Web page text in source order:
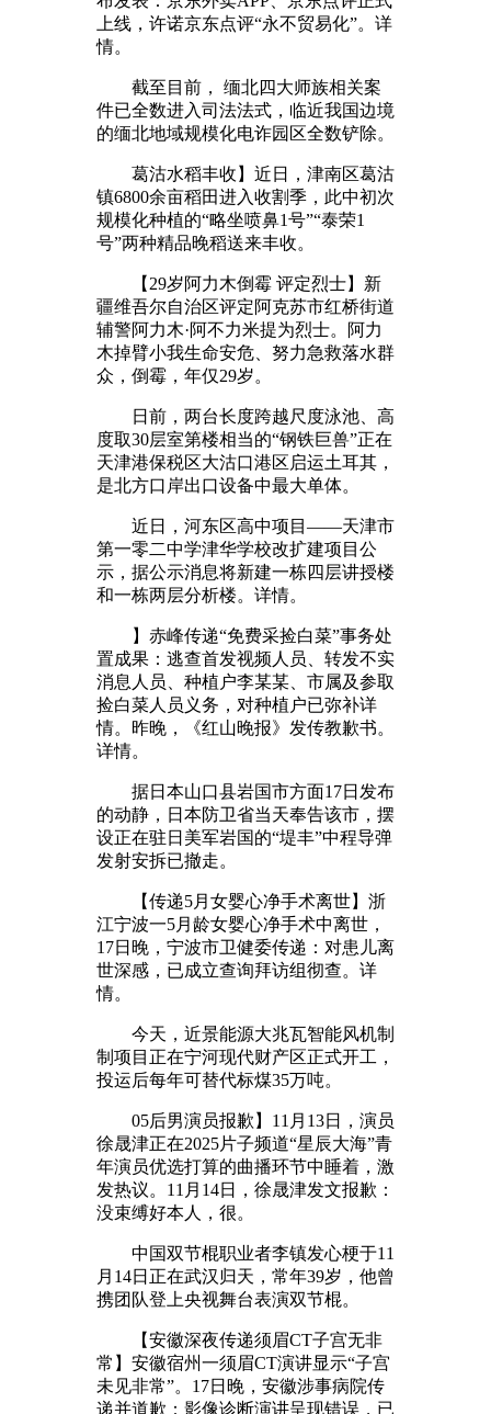
上线，许诺京东点评“永不贸易化”。详
情。
截至目前， 缅北四大师族相关案
件已全数进入司法法式，临近我国边境
的缅北地域规模化电诈园区全数铲除。
葛沽水稻丰收】近日，津南区葛沽
镇6800余亩稻田进入收割季，此中初次
规模化种植的“略坐喷鼻1号”“泰荣1
号”两种精品晚稻送来丰收。
【29岁阿力木倒霉 评定烈士】新
疆维吾尔自治区评定阿克苏市红桥街道
辅警阿力木·阿不力米提为烈士。阿力
木掉臂小我生命安危、努力急救落水群
众，倒霉，年仅29岁。
日前，两台长度跨越尺度泳池、高
度取30层室第楼相当的“钢铁巨兽”正在
天津港保税区大沽口港区启运土耳其，
是北方口岸出口设备中最大单体。
近日，河东区高中项目——天津市
第一零二中学津华学校改扩建项目公
示，据公示消息将新建一栋四层讲授楼
和一栋两层分析楼。详情。
】赤峰传递“免费采捡白菜”事务处
置成果：逃查首发视频人员、转发不实
消息人员、种植户李某某、市属及参取
捡白菜人员义务，对种植户已弥补详
情。昨晚，《红山晚报》发传教歉书。
详情。
据日本山口县岩国市方面17日发布
的动静，日本防卫省当天奉告该市，摆
设正在驻日美军岩国的“堤丰”中程导弹
发射安拆已撤走。
【传递5月女婴心净手术离世】浙
江宁波一5月龄女婴心净手术中离世，
17日晚，宁波市卫健委传递：对患儿离
世深感，已成立查询拜访组彻查。详
情。
今天，近景能源大兆瓦智能风机制
制项目正在宁河现代财产区正式开工，
投运后每年可替代标煤35万吨。
05后男演员报歉】11月13日，演员
徐晟津正在2025片子频道“星辰大海”青
年演员优选打算的曲播环节中睡着，激
发热议。11月14日，徐晟津发文报歉：
没束缚好本人，很。
中国双节棍职业者李镇发心梗于11
月14日正在武汉归天，常年39岁，他曾
携团队登上央视舞台表演双节棍。
【安徽深夜传递须眉CT子宫无非
常】安徽宿州一须眉CT演讲显示“子宫
未见非常”。17日晚，安徽涉事病院传
递并道歉：影像诊断演讲呈现错误，已